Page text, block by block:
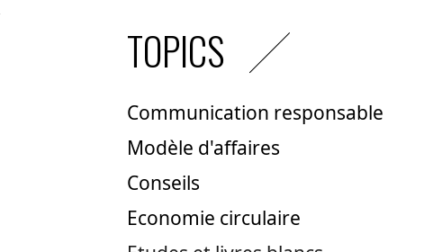
TOPICS
Communication responsable
Modèle d'affaires
Conseils
Economie circulaire